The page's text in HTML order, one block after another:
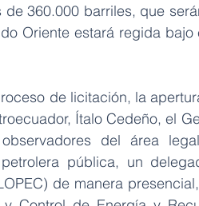
360.000 barriles, que
Oriente estará regida
de licitación, la
Ítalo Cedeño, el
del área
pública, un
de manera